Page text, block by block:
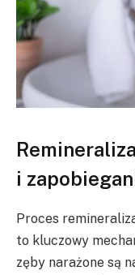
i
Proces
to kluczowy
zęby narażone są